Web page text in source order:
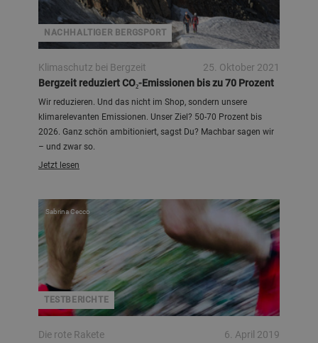
NACHHALTIGER BERGSPORT
Klimaschutz bei Bergzeit
25. Oktober 2021
Bergzeit reduziert CO₂-Emissionen bis zu 70 Prozent
Wir reduzieren. Und das nicht im Shop, sondern unsere
klimarelevanten Emissionen. Unser Ziel? 50-70 Prozent bis
2026. Ganz schön ambitioniert, sagst Du? Machbar sagen wir
– und zwar so.
Jetzt lesen
TESTBERICHTE
Sabrina Cecco
Die rote Rakete
6. April 2019